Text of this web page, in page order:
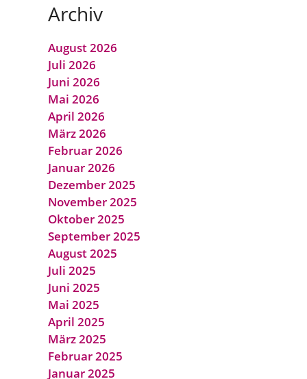
Archiv
August 2026
Juli 2026
Juni 2026
Mai 2026
April 2026
März 2026
Februar 2026
Januar 2026
Dezember 2025
November 2025
Oktober 2025
September 2025
August 2025
Juli 2025
Juni 2025
Mai 2025
April 2025
März 2025
Februar 2025
Januar 2025